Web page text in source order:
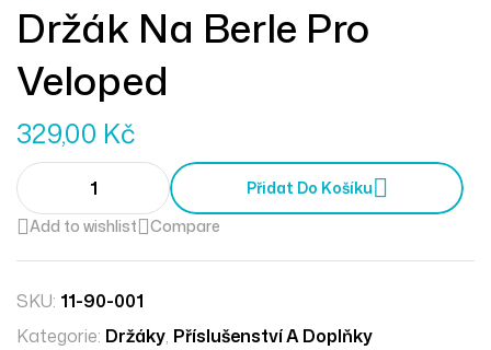
Držák Na Berle Pro
Veloped
329,00 Kč
Přidat Do Košíku
Add to wishlist
Compare
SKU: 11-90-001
Kategorie: Držáky, Příslušenství A Doplňky